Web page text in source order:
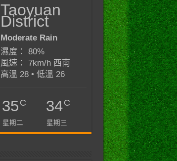
Taoyuan
District
Moderate Rain
濕度： 80%
風速： 7km/h 西南
高溫 28 • 低溫 26
35C
星期二
34C
星期三